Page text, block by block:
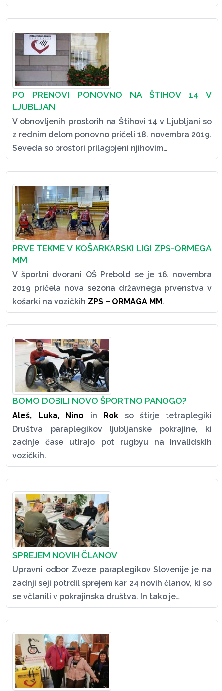
PO PRENOVI PONOVNO NA ŠTIHOV 14 V
LJUBLJANI
V obnovljenih prostorih na Štihovi 14 v Ljubljani so
z rednim delom ponovno pričeli 18. novembra 2019.
Seveda so prostori prilagojeni njihovim…
PRVE TEKME V KOŠARKARSKI LIGI ZPS-ORMEGA
MM
V športni dvorani OŠ Prebold se je 16. novembra
2019 pričela nova sezona državnega prvenstva v
košarki na vozičkih ZPS – ORMAGA MM.
BOMO DOBILI NOVO ŠPORTNO PANOGO?
Aleš, Luka, Nino in Rok so štirje tetraplegiki
Društva paraplegikov ljubljanske pokrajine, ki
zadnje čase utirajo pot rugbyu na invalidskih
vozičkih.
SPREJEM NOVIH ČLANOV
Upravni odbor Zveze paraplegikov Slovenije je na
zadnji seji potrdil sprejem kar 24 novih članov, ki so
se včlanili v pokrajinska društva. In tako je…